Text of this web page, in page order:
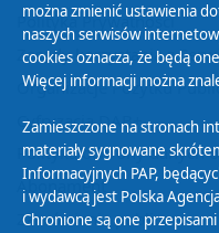
Polityka Prywatności
Zasady korzystania z
Organizacje Pożytku
Cyfryzacja DAB+
Polityka ochrony danych
Abonament
Zamówienia publiczne
można zmienić ustawienia
naszych serwisów
cookies oznacza, że będą
Więcej informacji można
Zamieszczone na stronach
materiały sygnowane
Informacyjnych PAP,
i wydawcą jest Polska
Chronione są one